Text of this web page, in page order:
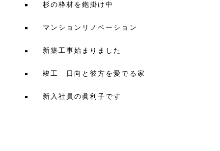
杉の枠材を鉋掛け中
マンションリノベーション
新築工事始まりました
竣工 日向と彼方を愛でる家
新入社員の眞利子です